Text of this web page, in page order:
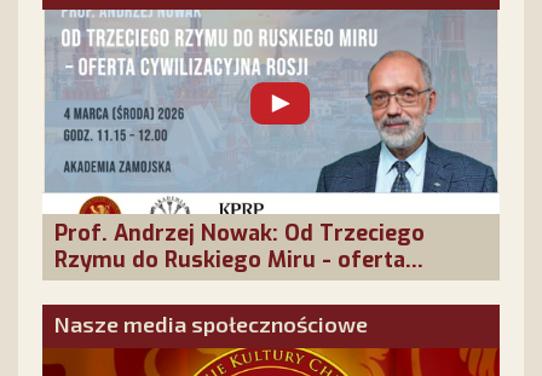
Prof. Andrzej Nowak: Od Trzeciego
Rzymu do Ruskiego Miru - oferta
cywilizacyjna Rosji
Nasze media społecznościowe